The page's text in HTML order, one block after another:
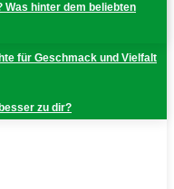
Was hinter dem beliebten
für Geschmack und Vielfalt
zu dir?